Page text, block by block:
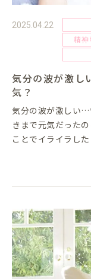
2025.04.22
精
気分の波が激し
気？
気分の波が激しい…性
きまで元気だったのに、急
ことでイライラしたり、
が高い自分と、無